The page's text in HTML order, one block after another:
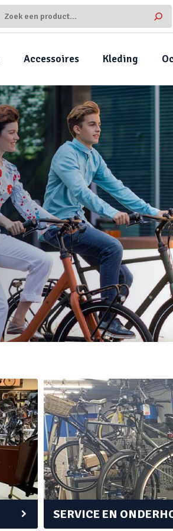
Accessoires Kleding
SERVICE EN